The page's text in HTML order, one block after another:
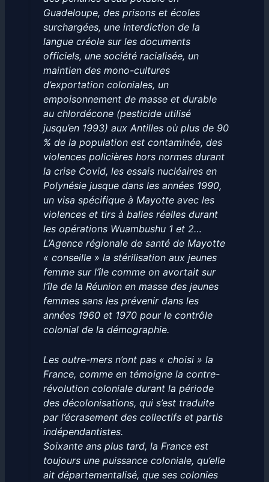
Guadeloupe, des prisons et écoles
surchargées, une interdiction de la
langue créole sur les documents
officiels, une société racialisée, un
maintien des mono-cultures
d’exportation coloniales, un
empoisonnement de masse et durable
au chlordécone (pesticide utilisé
jusqu’en 1993) aux Antilles où plus de 90
% de la population est contaminée, des
violences policières hors normes durant
la crise Covid, les essais nucléaires en
Polynésie jusque dans les années 1990,
un visa spécifique à Mayotte avec les
violences et tirs à balles réelles durant
les opérations Wuambushu 1 et 2…
L’Agence régionale de santé de Mayotte
« conseille » la stérilisation aux jeunes
femme sur l’île comme on avortait sur
l’île de la Réunion en masse des jeunes
femmes sans les prévenir dans les
années 1960 et 1970 pour le contrôle
colonial de la démographie.
Les outre-mers n’ont pas « choisi » la
France, comme en témoigne la contre-
révolution coloniale durant la période
des décolonisations, qui s’est traduite
par l’écrasement des collectifs et partis
indépendantistes.
Soixante ans plus tard, la France est
toujours une puissance coloniale, qu’elle
ait départementalisé, que ses colonies